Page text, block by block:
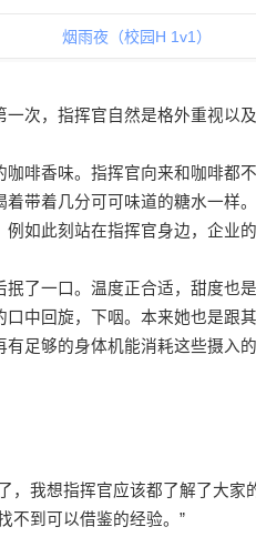
烟雨夜（校园H 1v1）
次，指挥官自然是格外重视以及
啡香味。指挥官向来和咖啡都
带着几分可可味道的糖水一样。
如此刻站在指挥官身边，企业的
了一口。温度正合适，甜度也是
中回旋，下咽。本来她也是跟
足够的身体机能消耗这些摄入的
，我想指挥官应该都了解了大家
到可以借鉴的经验。”